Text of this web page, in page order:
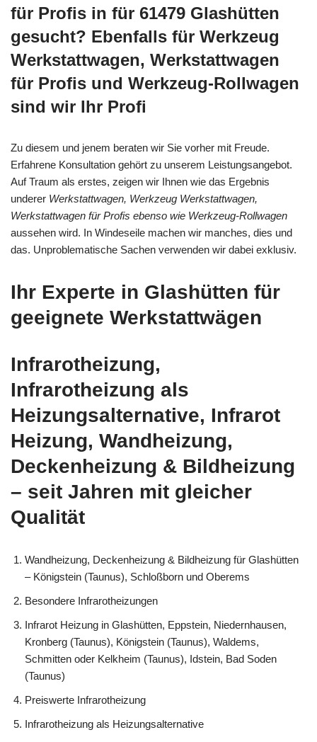
für Profis in für 61479 Glashütten
gesucht? Ebenfalls für Werkzeug
Werkstattwagen, Werkstattwagen
für Profis und Werkzeug-Rollwagen
sind wir Ihr Profi
Zu diesem und jenem beraten wir Sie vorher mit Freude.
Erfahrene Konsultation gehört zu unserem Leistungsangebot.
Auf Traum als erstes, zeigen wir Ihnen wie das Ergebnis
underer Werkstattwagen, Werkzeug Werkstattwagen,
Werkstattwagen für Profis ebenso wie Werkzeug-Rollwagen
aussehen wird. In Windeseile machen wir manches, dies und
das. Unproblematische Sachen verwenden wir dabei exklusiv.
Ihr Experte in Glashütten für
geeignete Werkstattwägen
Infrarotheizung,
Infrarotheizung als
Heizungsalternative, Infrarot
Heizung, Wandheizung,
Deckenheizung & Bildheizung
– seit Jahren mit gleicher
Qualität
Wandheizung, Deckenheizung & Bildheizung für Glashütten
– Königstein (Taunus), Schloßborn und Oberems
Besondere Infrarotheizungen
Infrarot Heizung in Glashütten, Eppstein, Niedernhausen,
Kronberg (Taunus), Königstein (Taunus), Waldems,
Schmitten oder Kelkheim (Taunus), Idstein, Bad Soden
(Taunus)
Preiswerte Infrarotheizung
Infrarotheizung als Heizungsalternative